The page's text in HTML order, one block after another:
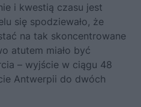
i kwestią czasu jest
się spodziewało, że
na tak skoncentrowane
atutem miało być
– wyjście w ciągu 48
Antwerpii do dwóch